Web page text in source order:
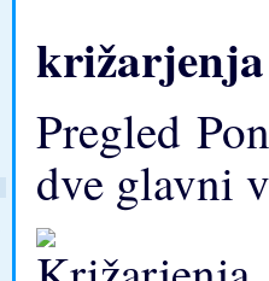
križarjenja
Pregled
dve glavni